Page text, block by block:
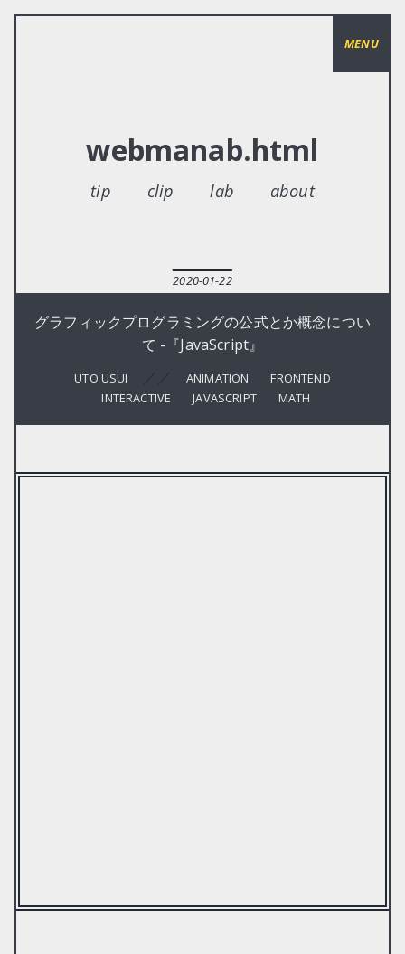
webmanab.html
tip clip lab about
2020-01-22
グラフィックプログラミングの公式とか概念につい
て -『JavaScript』
UTO USUI ANIMATION
FRONTEND
INTERACTIVE
JAVASCRIPT MATH
MENU